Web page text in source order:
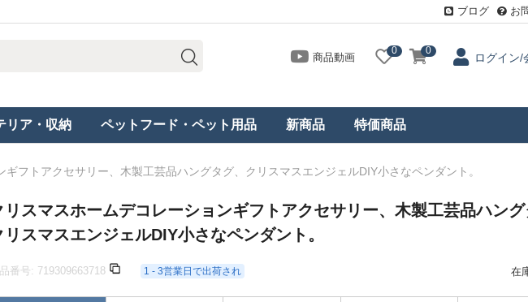
ブログ お
商品動画
0 0
ログイン/
リア・収納 ペットフード・ペット用品 新商品 特価商品
フトアクセサリー、木製工芸品ハングタグ、クリスマスエンジェルDIY小さなペンダント。
リスマスホームデコレーションギフトアクセサリー、木製工芸品ハン
リスマスエンジェルDIY小さなペンダント。
番号: 719309663718 1 - 3営業日で出荷され 在